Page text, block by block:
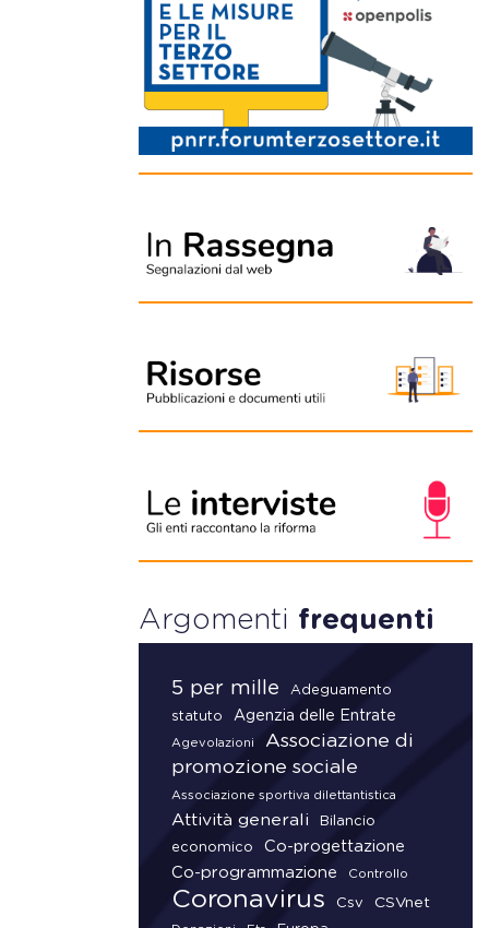
Argomenti frequenti
5 per mille
Adeguamento
statuto
Agenzia delle Entrate
Agevolazioni
Associazione di
promozione sociale
Associazione sportiva dilettantistica
Attività generali
Bilancio
economico
Co-progettazione
Co-programmazione
Controllo
Coronavirus Csv CSVnet